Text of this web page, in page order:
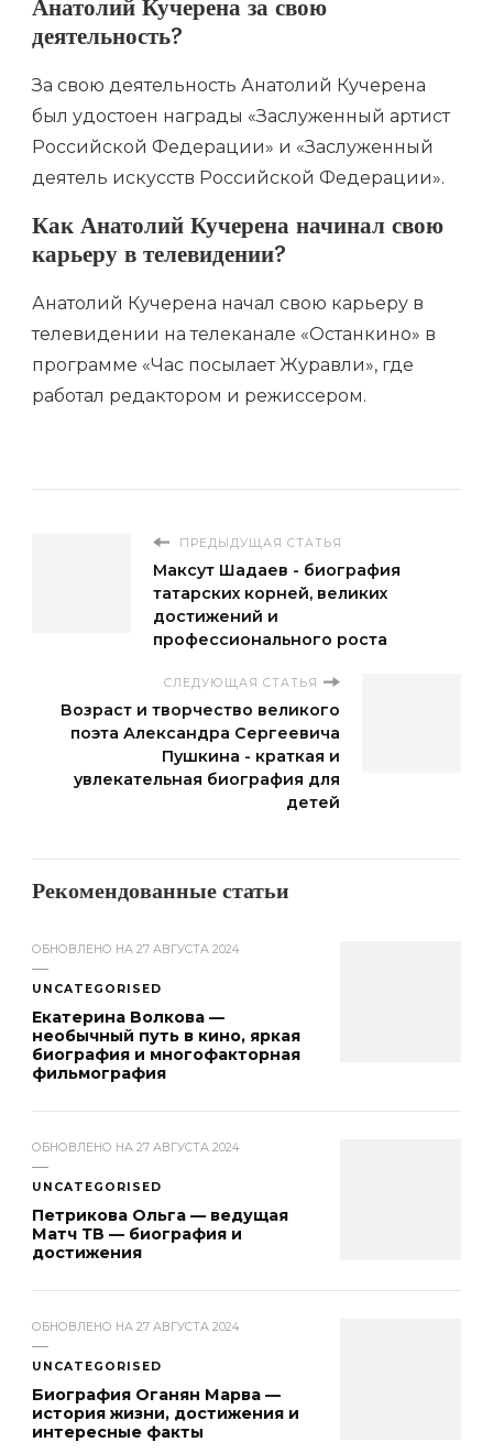
Анатолий Кучерена за свою
деятельность?
За свою деятельность Анатолий Кучерена
был удостоен награды «Заслуженный артист
Российской Федерации» и «Заслуженный
деятель искусств Российской Федерации».
Как Анатолий Кучерена начинал свою
карьеру в телевидении?
Анатолий Кучерена начал свою карьеру в
телевидении на телеканале «Останкино» в
программе «Час посылает Журавли», где
работал редактором и режиссером.
ПРЕДЫДУЩАЯ СТАТЬЯ
Максут Шадаев - биография
татарских корней, великих
достижений и
профессионального роста
СЛЕДУЮЩАЯ СТАТЬЯ
Возраст и творчество великого
поэта Александра Сергеевича
Пушкина - краткая и
увлекательная биография для
детей
Рекомендованные статьи
ОБНОВЛЕНО НА 27 АВГУСТА 2024
UNCATEGORISED
Екатерина Волкова —
необычный путь в кино, яркая
биография и многофакторная
фильмография
ОБНОВЛЕНО НА 27 АВГУСТА 2024
UNCATEGORISED
Петрикова Ольга — ведущая
Матч ТВ — биография и
достижения
ОБНОВЛЕНО НА 27 АВГУСТА 2024
UNCATEGORISED
Биография Оганян Марва —
история жизни, достижения и
интересные факты